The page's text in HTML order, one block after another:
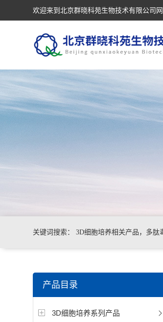
欢迎来到北京群晓科苑生物技术有限公司网
关键词搜索： 3D细胞培养相关产品，多肽
产品目录
3D细胞培养系列产品